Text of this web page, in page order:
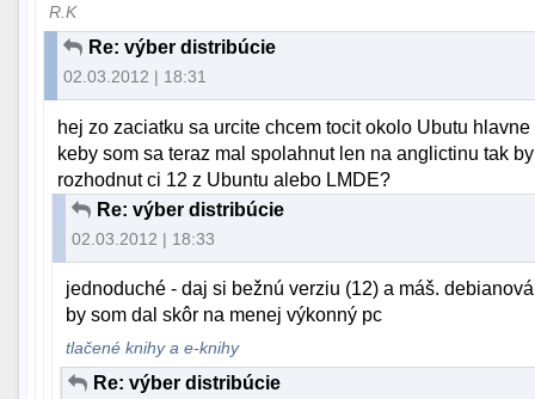
R.K
Re: výber distribúcie
02.03.2012 | 18:31
hej zo zaciatku sa urcite chcem tocit okolo Ubutu
keby som sa teraz mal spolahnut len na anglictinu tak
rozhodnut ci 12 z Ubuntu alebo LMDE?
Re: výber distribúcie
02.03.2012 | 18:33
jednoduché - daj si bežnú verziu (12) a máš.
by som dal skôr na menej výkonný pc
tlačené knihy a e-knihy
Re: výber distribúcie